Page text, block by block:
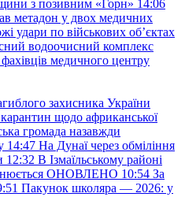
з позивним «Горн» 14:06
метадон у двох медичних
удари по військових обʼєктах
водоочисний комплекс
медичного центру
захисника України
щодо африканської
громада назавжди
14:47 На Дунаї через обміління
12:32 В Ізмаїльському районі
ОНОВЛЕНО 10:54 За
Пакунок школяра — 2026: у